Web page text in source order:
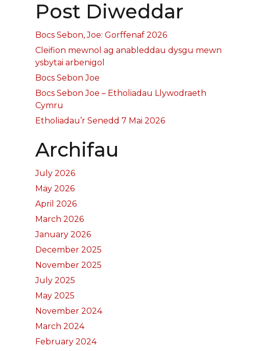
Post Diweddar
Bocs Sebon, Joe: Gorffenaf 2026
Cleifion mewnol ag anableddau dysgu mewn
ysbytai arbenigol
Bocs Sebon Joe
Bocs Sebon Joe – Etholiadau Llywodraeth
Cymru
Etholiadau’r Senedd 7 Mai 2026
Archifau
July 2026
May 2026
April 2026
March 2026
January 2026
December 2025
November 2025
July 2025
May 2025
November 2024
March 2024
February 2024